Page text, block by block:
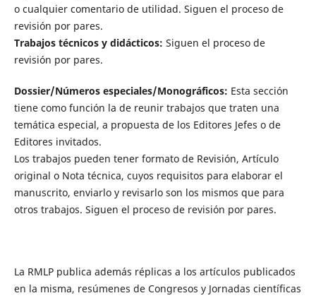
o cualquier comentario de utilidad. Siguen el proceso de
revisión por pares.
Trabajos técnicos y didácticos: Siguen el proceso de
revisión por pares.
Dossier/Números especiales/Monográficos: Esta sección
tiene como función la de reunir trabajos que traten una
temática especial, a propuesta de los Editores Jefes o de
Editores invitados.
Los trabajos pueden tener formato de Revisión, Artículo
original o Nota técnica, cuyos requisitos para elaborar el
manuscrito, enviarlo y revisarlo son los mismos que para
otros trabajos. Siguen el proceso de revisión por pares.
La RMLP publica además réplicas a los artículos publicados
en la misma, resúmenes de Congresos y Jornadas científicas